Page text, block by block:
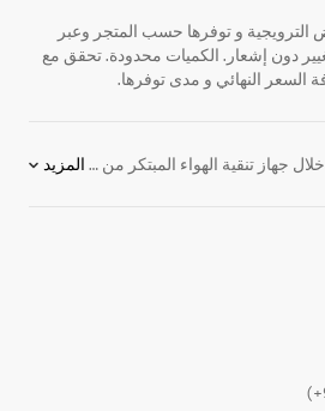
الترويجية و توفرها حسب المتجر وعبر
دون إشعار. الكميات محدودة. تحقق مع
السعر النهائي و مدى توفرها.
حافظ على جودة الهواء من خلال جهاز تنقية الهواء المبتكر من إل جي، و تمتع بهواء رطب وصحي على مدار السنة، و ذلك بفضل وجود نظام الفلترة المتطورو الذي يعمل على ازالة الروائح و المواد المثيرة للحساسية و البكتيريا. تصفح مجموعتنا الكاملة من أجهزة تنقية الهواء و المزيد